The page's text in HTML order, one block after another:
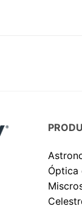
Óptica